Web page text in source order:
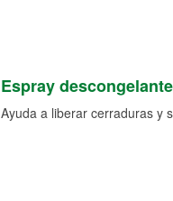
Espray descongelante
Ayuda a liberar cerraduras y